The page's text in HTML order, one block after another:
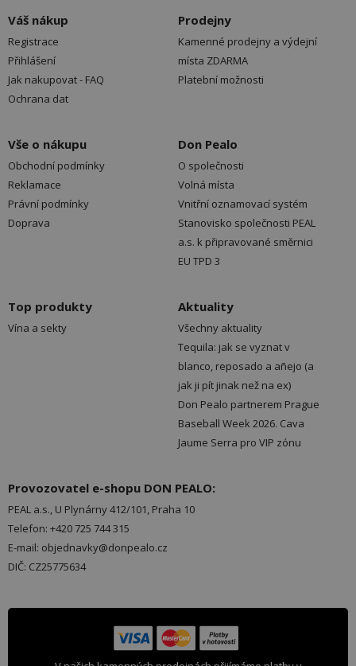
Váš nákup
Registrace
Přihlášení
Jak nakupovat - FAQ
Ochrana dat
Prodejny
Kamenné prodejny a výdejní
místa ZDARMA
Platební možnosti
Vše o nákupu
Obchodní podmínky
Reklamace
Právní podmínky
Doprava
Don Pealo
O společnosti
Volná místa
Vnitřní oznamovací systém
Stanovisko společnosti PEAL
a.s. k připravované směrnici
EU TPD 3
Top produkty
Vína a sekty
Aktuality
Všechny aktuality
Tequila: jak se vyznat v
blanco, reposado a añejo (a
jak ji pít jinak než na ex)
Don Pealo partnerem Prague
Baseball Week 2026. Cava
Jaume Serra pro VIP zónu
Provozovatel e-shopu DON PEALO:
PEAL a.s., U Plynárny 412/101, Praha 10
Telefon: +420 725 744 315
E-mail: objednavky@donpealo.cz
DIČ: CZ25775634